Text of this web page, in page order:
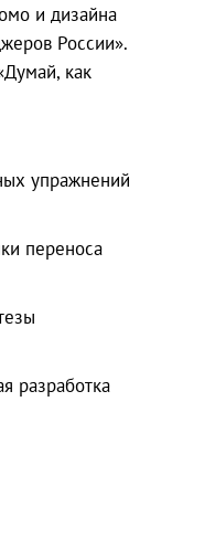
и дизайна
России».
как
упражнений
переноса
разработка